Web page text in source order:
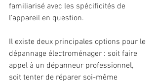
familiarisé avec les spécificités de
l’appareil en question.
Il existe deux principales options pour le
dépannage électroménager : soit faire
appel à un dépanneur professionnel,
soit tenter de réparer soi-même